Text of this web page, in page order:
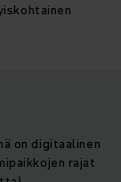
on digitaalinen
rajat